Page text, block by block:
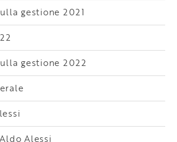
gestione 2021
gestione 2022
Alessi